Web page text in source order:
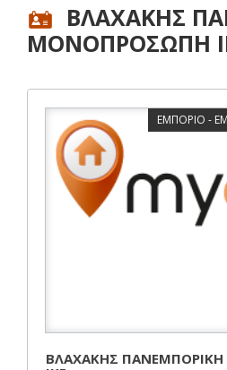
ΒΛΑΧΑΚΗΣ
ΜΟΝΟΠΡΟΣΩΠΗ
ΕΜΠΟΡΙΟ -
ΒΛΑΧΑΚΗΣ